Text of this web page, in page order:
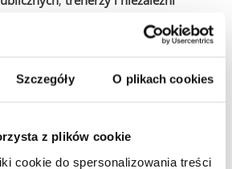
Szczegóły O plikach cookies
z plików cookie
cookie do spersonalizowania treści
odbywają się w ramach zjazdów
jeden raz w miesiącu. Rekrutacja trwa
w zakładce Rekrutacja.